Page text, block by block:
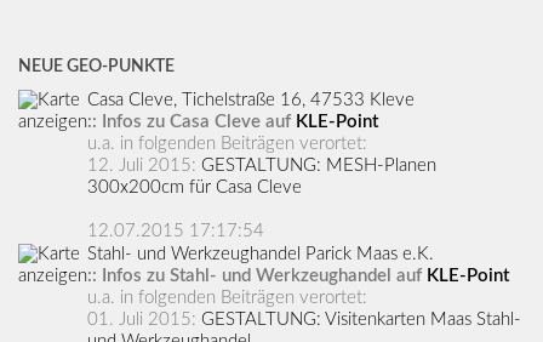
NEUE GEO-PUNKTE
Casa Cleve, Tichelstraße 16, 47533 Kleve
:: Infos zu Casa Cleve auf KLE-Point
u.a. in folgenden Beiträgen verortet:
12. Juli 2015: GESTALTUNG: MESH-Planen
300x200cm für Casa Cleve
12.07.2015 17:17:54
Stahl- und Werkzeughandel Parick Maas e.K.
:: Infos zu Stahl- und Werkzeughandel auf KLE-Point
u.a. in folgenden Beiträgen verortet:
01. Juli 2015: GESTALTUNG: Visitenkarten Maas Stahl-